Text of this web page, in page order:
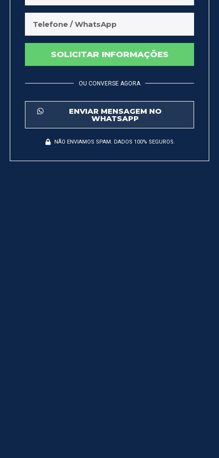
SOLICITAR INFORMAÇÕES
OU CONVERSE AGORA
ENVIAR MENSAGEM NO
WHATSAPP
NÃO ENVIAMOS SPAM. DADOS 100% SEGUROS.